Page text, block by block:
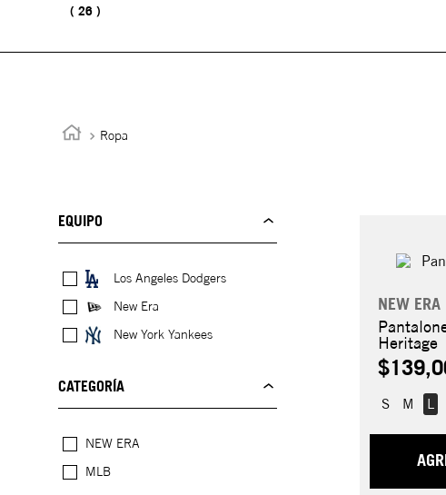
26
Ropa
EQUIPO
Los Angeles Dodgers
New Era
New York Yankees
CATEGORÍA
NEW ERA
MLB
NEW ERA
Heritage
L
M
S